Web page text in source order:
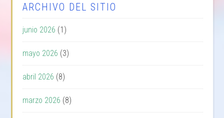
ARCHIVO DEL SITIO
junio 2026 (1)
mayo 2026 (3)
abril 2026 (8)
marzo 2026 (8)